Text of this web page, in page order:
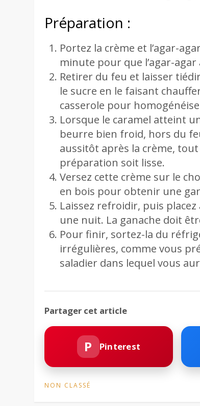
Préparation :
Portez la crème et l’agar-
minute pour que l’agar-agar
Retirer du feu et laisser
le sucre en le faisant
casserole pour
Lorsque le caramel atteint
beurre bien froid, hors du
aussitôt après la crème,
préparation soit lisse.
Versez cette crème sur le
en bois pour obtenir une
Laissez refroidir, puis
une nuit. La ganache doit
Pour finir, sortez-la du
irrégulières, comme vous
saladier dans lequel vous
Partager cet article
P Pinterest
NON CLASSÉ